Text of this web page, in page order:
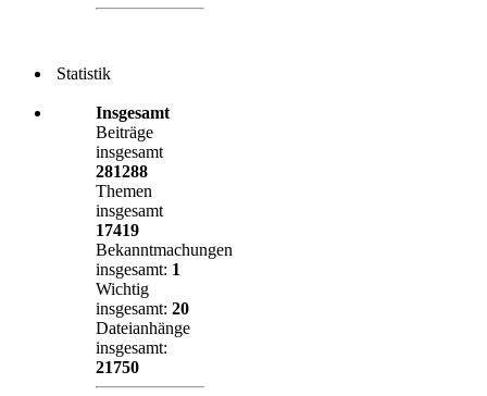
Statistik
Insgesamt
Beiträge
insgesamt
281288
Themen
insgesamt
17419
Bekanntmachungen
insgesamt: 1
Wichtig
insgesamt: 20
Dateianhänge
insgesamt:
21750